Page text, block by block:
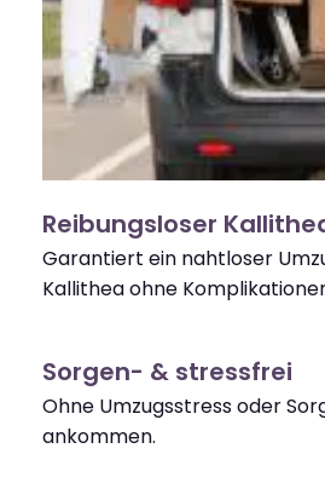
Reibungsloser
Garantiert ein nahtloser
Kallithea ohne
Sorgen- & stressfrei
Ohne Umzugsstress oder
ankommen.